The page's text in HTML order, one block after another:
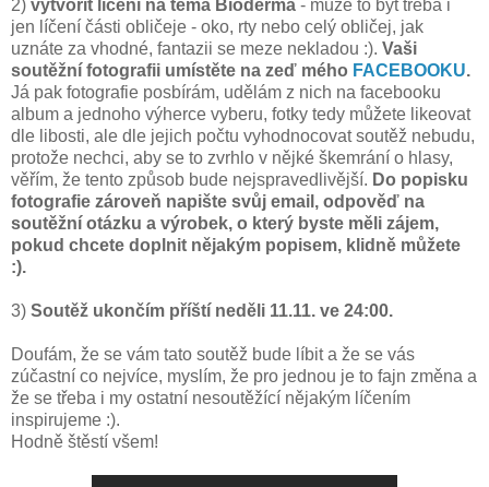
2) vytvořit líčení na téma Bioderma - může to být třeba i
jen líčení části obličeje - oko, rty nebo celý obličej, jak
uznáte za vhodné, fantazii se meze nekladou :). Vaši
soutěžní fotografii umístěte na zeď mého FACEBOOKU.
Já pak fotografie posbírám, udělám z nich na facebooku
album a jednoho výherce vyberu, fotky tedy můžete likeovat
dle libosti, ale dle jejich počtu vyhodnocovat soutěž nebudu,
protože nechci, aby se to zvrhlo v nějké škemrání o hlasy,
věřím, že tento způsob bude nejspravedlivější. Do popisku
fotografie zároveň napište svůj email, odpověď na
soutěžní otázku a výrobek, o který byste měli zájem,
pokud chcete doplnit nějakým popisem, klidně můžete
:).
3) Soutěž ukončím příští neděli 11.11. ve 24:00.
Doufám, že se vám tato soutěž bude líbit a že se vás
zúčastní co nejvíce, myslím, že pro jednou je to fajn změna a
že se třeba i my ostatní nesoutěžící nějakým líčením
inspirujeme :).
Hodně štěstí všem!